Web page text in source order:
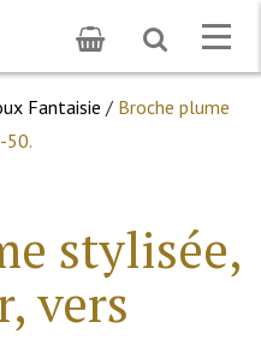
Toggle
search
Fantaisie / Broche plume
50.
stylisée,
vers